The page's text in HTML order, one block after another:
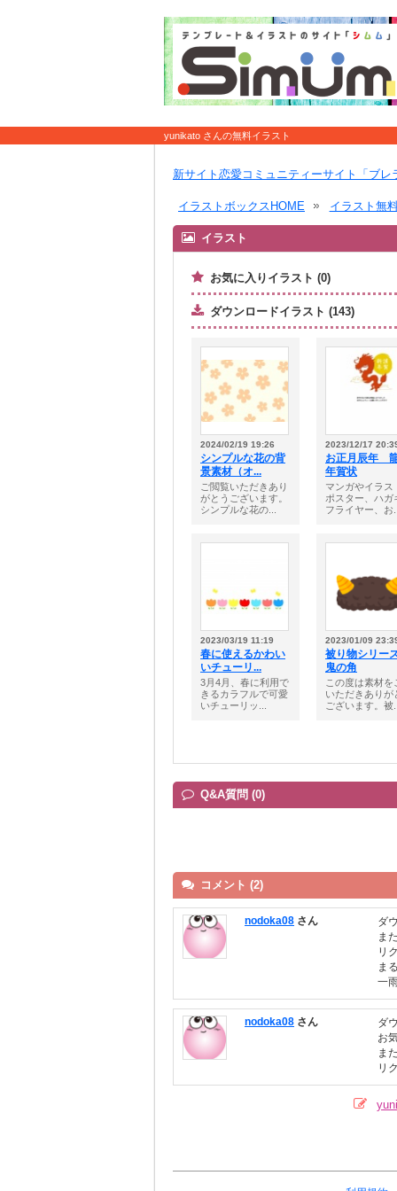
yunikato さんの無料イラスト
新サイト恋愛コミュニティーサイト「ブレ
イラストボックスHOME イラスト無
イラスト
お気に入りイラスト (0)
ダウンロードイラスト (143)
2024/02/19 19:26
シンプルな花の背
景素材（オ...
ご閲覧いただきあり
がとうございます。
シンプルな花の...
2023/12/17
お正月辰年
年賀状
マンガやイラス
ポスター、ハガ
フライヤー、お
2023/03/19 11:19
春に使えるかわい
いチューリ...
3月4月、春に利用で
きるカラフルで可愛
いチューリッ...
2023/01/09
被り物シリ
鬼の角
この度は素材を
いただきありが
ございます。被
Q&A質問 (0)
コメント (2)
nodoka08 さん
ダ
ま
リ
ま
一
nodoka08 さん
ダ
お
ま
リ